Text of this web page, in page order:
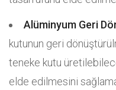
Alüminyum Geri
kutunun geri
teneke kutu
elde edilmesini